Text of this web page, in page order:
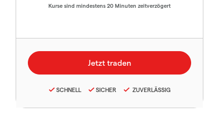
Kurse sind mindestens 20 Minuten zeitverzögert
SCHNELL SICHER ZUVERLÄSSIG